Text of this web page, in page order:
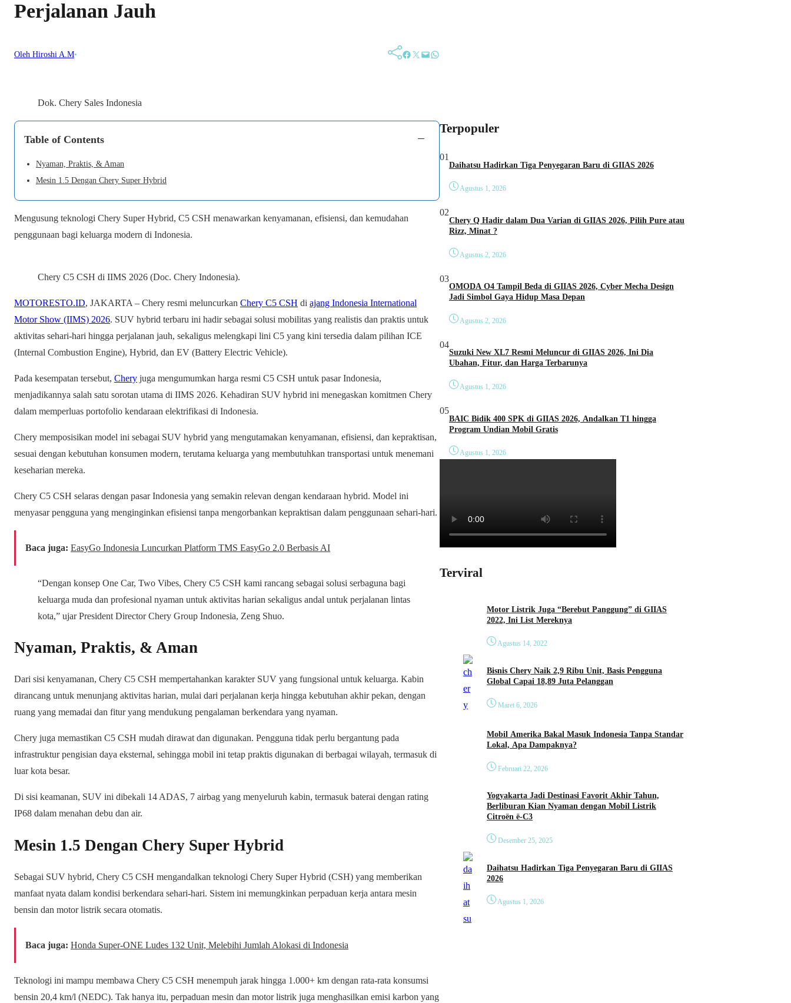
Perjalanan Jauh
Oleh Hiroshi A.M• Facebook Twitter Mail WhatsApp
Dok. Chery Sales Indonesia
Table of Contents −
Nyaman, Praktis, & Aman
Mesin 1.5 Dengan Chery Super Hybrid
Mengusung teknologi Chery Super Hybrid, C5 CSH menawarkan kenyamanan, efisiensi, dan kemudahan
penggunaan bagi keluarga modern di Indonesia.
Chery C5 CSH di IIMS 2026 (Doc. Chery Indonesia).
MOTORESTO.ID, JAKARTA – Chery resmi meluncurkan Chery C5 CSH di ajang Indonesia International
Motor Show (IIMS) 2026. SUV hybrid terbaru ini hadir sebagai solusi mobilitas yang realistis dan praktis untuk
aktivitas sehari-hari hingga perjalanan jauh, sekaligus melengkapi lini C5 yang kini tersedia dalam pilihan ICE
(Internal Combustion Engine), Hybrid, dan EV (Battery Electric Vehicle).
Pada kesempatan tersebut, Chery juga mengumumkan harga resmi C5 CSH untuk pasar Indonesia,
menjadikannya salah satu sorotan utama di IIMS 2026. Kehadiran SUV hybrid ini menegaskan komitmen Chery
dalam memperluas portofolio kendaraan elektrifikasi di Indonesia.
Chery memposisikan model ini sebagai SUV hybrid yang mengutamakan kenyamanan, efisiensi, dan kepraktisan,
sesuai dengan kebutuhan konsumen modern, terutama keluarga yang membutuhkan transportasi untuk menemani
keseharian mereka.
Chery C5 CSH selaras dengan pasar Indonesia yang semakin relevan dengan kendaraan hybrid. Model ini
menyasar pengguna yang menginginkan efisiensi tanpa mengorbankan kepraktisan dalam penggunaan sehari-hari.
Baca juga: EasyGo Indonesia Luncurkan Platform TMS EasyGo 2.0 Berbasis AI
“Dengan konsep One Car, Two Vibes, Chery C5 CSH kami rancang sebagai solusi serbaguna bagi
keluarga muda dan profesional nyaman untuk aktivitas harian sekaligus andal untuk perjalanan lintas
kota,” ujar President Director Chery Group Indonesia, Zeng Shuo.
Nyaman, Praktis, & Aman
Dari sisi kenyamanan, Chery C5 CSH mempertahankan karakter SUV yang fungsional untuk keluarga. Kabin
dirancang untuk menunjang aktivitas harian, mulai dari perjalanan kerja hingga kebutuhan akhir pekan, dengan
ruang yang memadai dan fitur yang mendukung pengalaman berkendara yang nyaman.
Chery juga memastikan C5 CSH mudah dirawat dan digunakan. Pengguna tidak perlu bergantung pada
infrastruktur pengisian daya eksternal, sehingga mobil ini tetap praktis digunakan di berbagai wilayah, termasuk di
luar kota besar.
Di sisi keamanan, SUV ini dibekali 14 ADAS, 7 airbag yang menyeluruh kabin, termasuk baterai dengan rating
IP68 dalam menahan debu dan air.
Mesin 1.5 Dengan Chery Super Hybrid
Sebagai SUV hybrid, Chery C5 CSH mengandalkan teknologi Chery Super Hybrid (CSH) yang memberikan
manfaat nyata dalam kondisi berkendara sehari-hari. Sistem ini memungkinkan perpaduan kerja antara mesin
bensin dan motor listrik secara otomatis.
Baca juga: Honda Super-ONE Ludes 132 Unit, Melebihi Jumlah Alokasi di Indonesia
Teknologi ini mampu membawa Chery C5 CSH menempuh jarak hingga 1.000+ km dengan rata-rata konsumsi
bensin 20,4 km/l (NEDC). Tak hanya itu, perpaduan mesin dan motor listrik juga menghasilkan emisi karbon yang
Terpopuler
01
Daihatsu Hadirkan Tiga Penyegaran Baru di GIIAS 2026
Agustus 1, 2026
02
Chery Q Hadir dalam Dua Varian di GIIAS 2026, Pilih Pure atau
Rizz, Minat ?
Agustus 2, 2026
03
OMODA O4 Tampil Beda di GIIAS 2026, Cyber Mecha Design
Jadi Simbol Gaya Hidup Masa Depan
Agustus 2, 2026
04
Suzuki New XL7 Resmi Meluncur di GIIAS 2026, Ini Dia
Ubahan, Fitur, dan Harga Terbarunya
Agustus 1, 2026
05
BAIC Bidik 400 SPK di GIIAS 2026, Andalkan T1 hingga
Program Undian Mobil Gratis
Agustus 1, 2026
Terviral
Motor Listrik Juga “Berebut Panggung” di GIIAS
2022, Ini List Mereknya
Agustus 14, 2022
Bisnis Chery Naik 2,9 Ribu Unit, Basis Pengguna
Global Capai 18,89 Juta Pelanggan
Maret 6, 2026
Mobil Amerika Bakal Masuk Indonesia Tanpa Standar
Lokal, Apa Dampaknya?
Februari 22, 2026
Yogyakarta Jadi Destinasi Favorit Akhir Tahun,
Berliburan Kian Nyaman dengan Mobil Listrik
Citroën ë-C3
Desember 25, 2025
Daihatsu Hadirkan Tiga Penyegaran Baru di GIIAS
2026
Agustus 1, 2026